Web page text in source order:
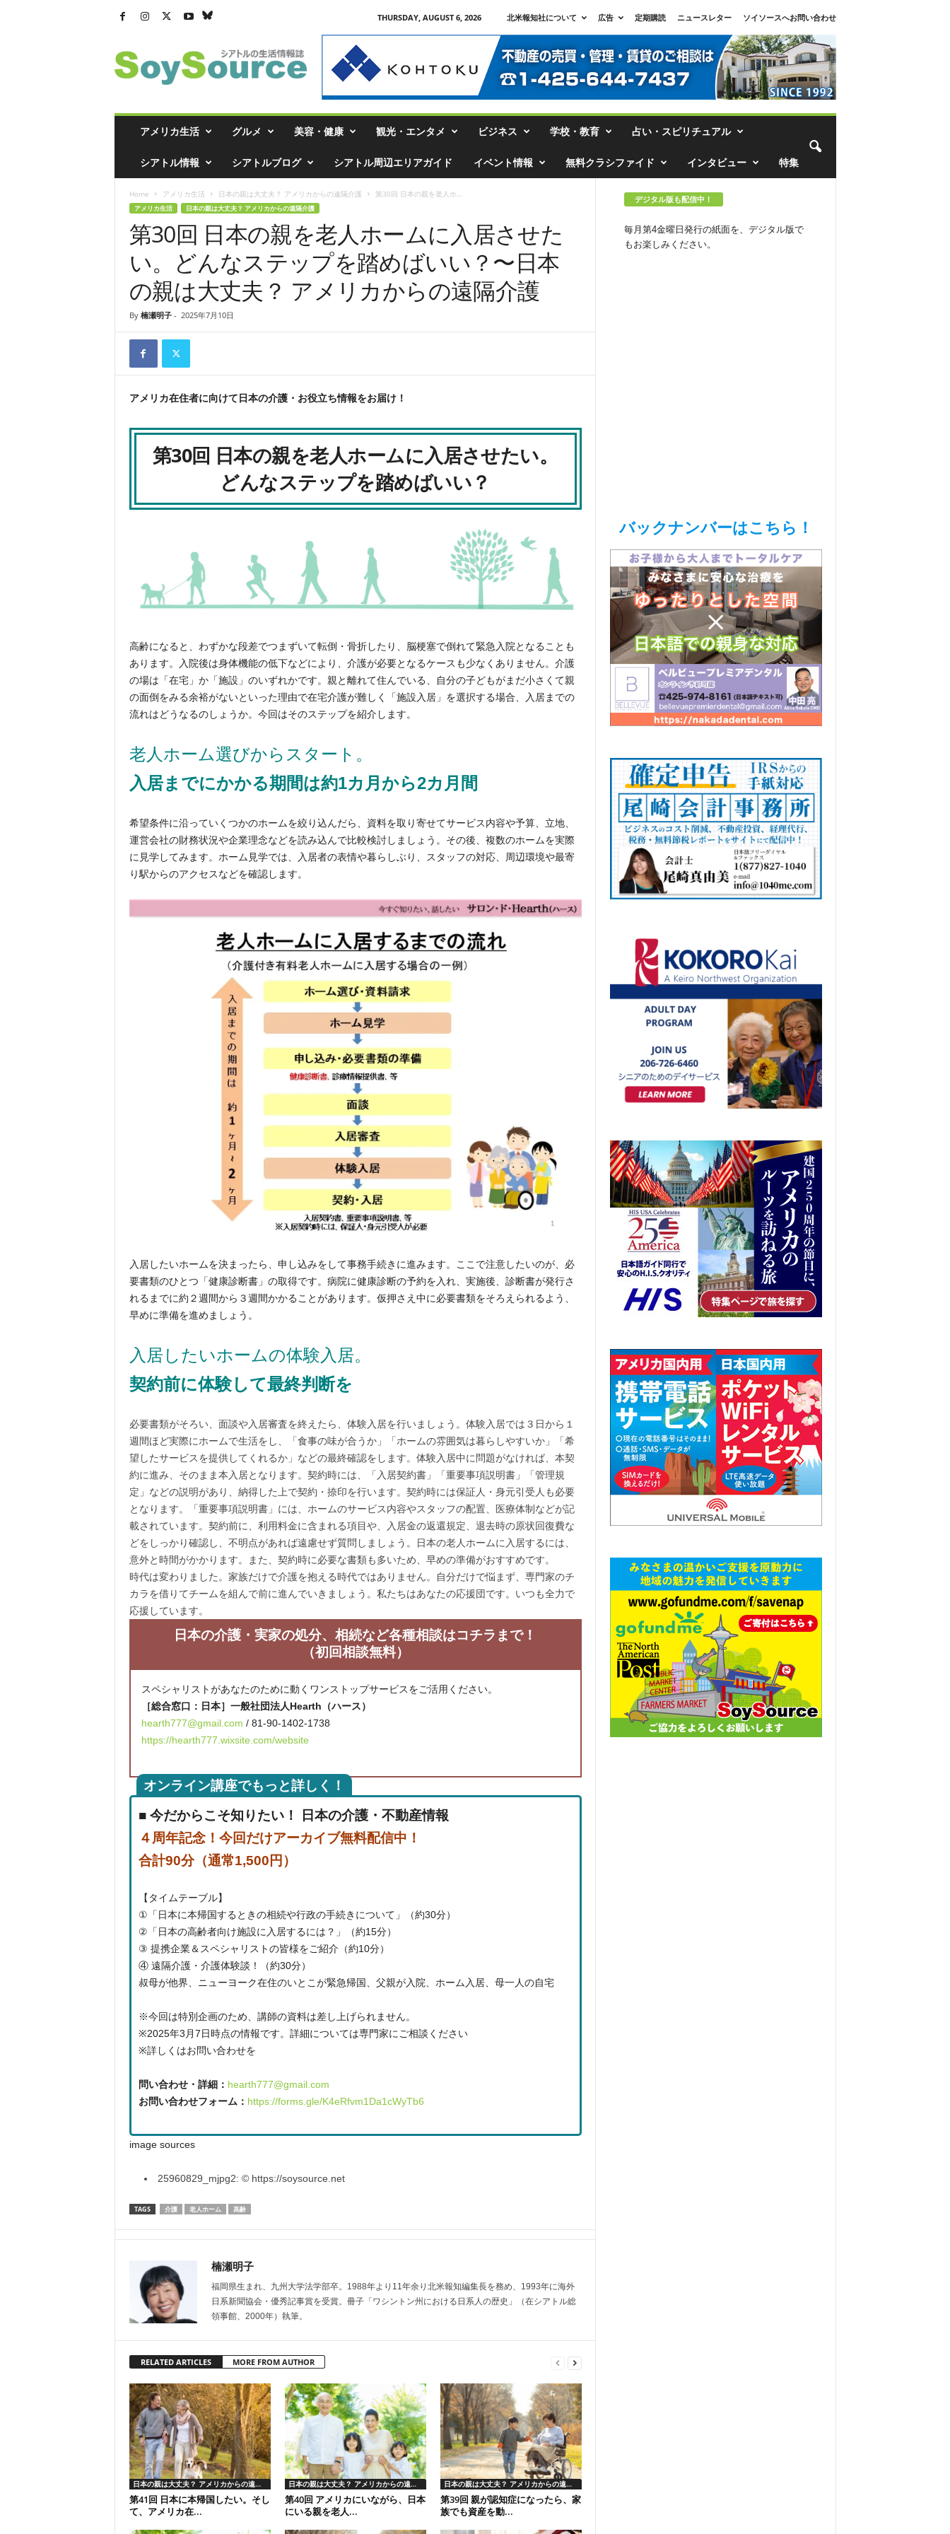
THURSDAY, AUGUST 6, 2026 北米報知社について 広告 定期購読 ニュースレター
ソイソースへお問い合わせ
ト
ル
アメリカ生活 グルメ 美容・健康 観光・エンタメ ビジネス 学校・教育 占い・スピリチュアル
シアトル情報 シアトルブログ シアトル周辺エリアガイド イベント情報 無料クラシファイド インタビュー 特集
Home アメリカ生活 日本の親は大丈夫？ アメリカからの遠隔介護 第30回 日本の親を老人ホ...
アメリカ生活 日本の親は大丈夫？ アメリカからの遠隔介護
第30回 日本の親を老人ホームに入居させた
い。どんなステップを踏めばいい？〜日本
の親は大丈夫？ アメリカからの遠隔介護
By 楠瀬明子- 2025年7月10日
アメリカ在住者に向けて日本の介護・お役立ち情報をお届け！
第30回 日本の親を老人ホームに入居させたい。
どんなステップを踏めばいい？
高齢になると、わずかな段差でつまずいて転倒・骨折したり、脳梗塞で倒れて緊急入院となることも
あります。入院後は身体機能の低下などにより、介護が必要となるケースも少なくありません。介護
の場は「在宅」か「施設」のいずれかです。親と離れて住んでいる、自分の子どもがまだ小さくて親
の面倒をみる余裕がないといった理由で在宅介護が難しく「施設入居」を選択する場合、入居までの
流れはどうなるのしょうか。今回はそのステップを紹介します。
老人ホーム選びからスタート。
入居までにかかる期間は約1カ月から2カ月間
希望条件に沿っていくつかのホームを絞り込んだら、資料を取り寄せてサービス内容や予算、立地、
運営会社の財務状況や企業理念などを読み込んで比較検討しましょう。その後、複数のホームを実際
に見学してみます。ホーム見学では、入居者の表情や暮らしぶり、スタッフの対応、周辺環境や最寄
り駅からのアクセスなどを確認します。
入居したいホームを決まったら、申し込みをして事務手続きに進みます。ここで注意したいのが、必
要書類のひとつ「健康診断書」の取得です。病院に健康診断の予約を入れ、実施後、診断書が発行さ
れるまでに約２週間から３週間かかることがあります。仮押さえ中に必要書類をそろえられるよう、
早めに準備を進めましょう。
入居したいホームの体験入居。
契約前に体験して最終判断を
必要書類がそろい、面談や入居審査を終えたら、体験入居を行いましょう。体験入居では３日から１
週間ほど実際にホームで生活をし、「食事の味が合うか」「ホームの雰囲気は暮らしやすいか」「希
望したサービスを提供してくれるか」などの最終確認をします。体験入居中に問題がなければ、本契
約に進み、そのまま本入居となります。契約時には、「入居契約書」「重要事項説明書」「管理規
定」などの説明があり、納得した上で契約・捺印を行います。契約時には保証人・身元引受人も必要
となります。「重要事項説明書」には、ホームのサービス内容やスタッフの配置、医療体制などが記
載されています。契約前に、利用料金に含まれる項目や、入居金の返還規定、退去時の原状回復費な
どをしっかり確認し、不明点があれば遠慮せず質問しましょう。日本の老人ホームに入居するには、
意外と時間がかかります。また、契約時に必要な書類も多いため、早めの準備がおすすめです。
時代は変わりました。家族だけで介護を抱える時代ではありません。自分だけで悩まず、専門家のチ
カラを借りてチームを組んで前に進んでいきましょう。私たちはあなたの応援団です。いつも全力で
応援しています。
日本の介護・実家の処分、相続など各種相談はコチラまで！
（初回相談無料）
スペシャリストがあなたのために動くワンストップサービスをご活用ください。
［総合窓口：日本］一般社団法人Hearth（ハース）
hearth777@gmail.com / 81-90-1402-1738
https://hearth777.wixsite.com/website
オンライン講座でもっと詳しく！
■ 今だからこそ知りたい！ 日本の介護・不動産情報
４周年記念！今回だけアーカイブ無料配信中！
合計90分（通常1,500円）
【タイムテーブル】
①「日本に本帰国するときの相続や行政の手続きについて」（約30分）
②「日本の高齢者向け施設に入居するには？」（約15分）
③ 提携企業＆スペシャリストの皆様をご紹介（約10分）
④ 遠隔介護・介護体験談！（約30分）
叔母が他界、ニューヨーク在住のいとこが緊急帰国、父親が入院、ホーム入居、母一人の自宅
※今回は特別企画のため、講師の資料は差し上げられません。
※2025年3月7日時点の情報です。詳細については専門家にご相談ください
※詳しくはお問い合わせを
問い合わせ・詳細： hearth777@gmail.com
お問い合わせフォーム： https://forms.gle/K4eRfvm1Da1cWyTb6
image sources
25960829_mjpg2: © https://soysource.net
TAGS 介護 老人ホーム 高齢
楠瀬明子
福岡県生まれ、九州大学法学部卒。1988年より11年余り北米報知編集長を務め、1993年に海外
日系新聞協会・優秀記事賞を受賞。冊子「ワシントン州における日系人の歴史」（在シアトル総
領事館、2000年）執筆。
RELATED ARTICLES MORE FROM AUTHOR
日本の親は大丈夫？ アメリカからの遠隔介護
第41回 日本に本帰国したい。そし
て、アメリカ在...
日本の親は大丈夫？ アメリカからの遠隔介護
第40回 アメリカにいながら、日本
にいる親を老人...
日本の親は大丈夫？ アメリカからの遠隔介護
第39回 親が認知症になったら、家
族でも資産を動...
デジタル版も配信中！
毎月第4金曜日発行の紙面を、デジタル版で
もお楽しみください。
バックナンバーはこちら！